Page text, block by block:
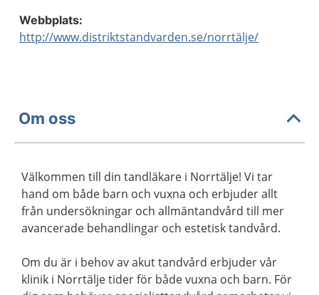
Webbplats:
http://www.distriktstandvarden.se/norrtälje/
Om oss
Välkommen till din tandläkare i Norrtälje! Vi tar
hand om både barn och vuxna och erbjuder allt
från undersökningar och allmäntandvård till mer
avancerade behandlingar och estetisk tandvård.
Om du är i behov av akut tandvård erbjuder vår
klinik i Norrtälje tider för både vuxna och barn. För